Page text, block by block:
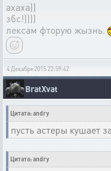
ахаха))
збс!))))
лексам фторую жызнь.
4 Декабря 2015 22:59:42
BratXvat
Цитата: andry
пусть астеры кушает
Цитата: andry